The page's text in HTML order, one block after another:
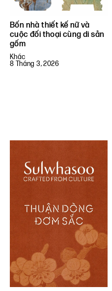
Bốn nhà thiết kế nữ và
cuộc đối thoại cùng di sản
gốm
Khác
8 Tháng 3, 2026